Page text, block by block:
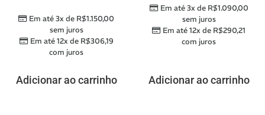
Em até 3x de R$1.150,00
sem juros
Em até 12x de R$306,19
com juros
Adicionar ao carrinho
Em até 3x de R$1.090,00
sem juros
Em até 12x de R$290,21
com juros
Adicionar ao carrinho